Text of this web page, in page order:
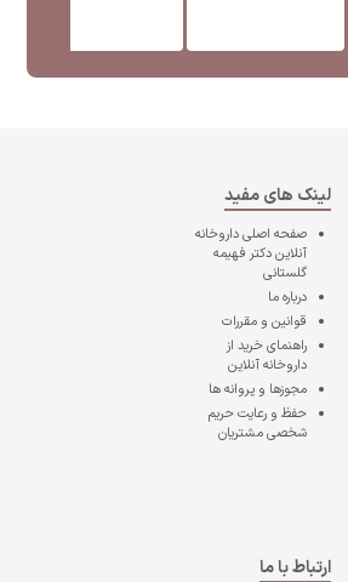
لینک های مفید
صفحه اصلیداروخانه
آنلاین دکتر فهیمه
گلستانی
درباره ما
قوانین و مقررات
راهنمای خرید از
داروخانه آنلاین
مجوزها و پروانه ها
حفظ و رعایت حریم
شخصی مشتریان
ارتباط با ما